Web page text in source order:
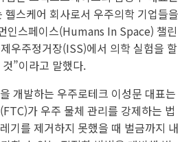
울 강남 한국과학기술회관에서 열린
에서 “우주산업에 필요한 기술을 선진
을 통해 새로운 기술을 발굴하고 발전
했다. 최 책임연구원은 항우연에서
한국 최초의 우주인 육성 사업을 총괄